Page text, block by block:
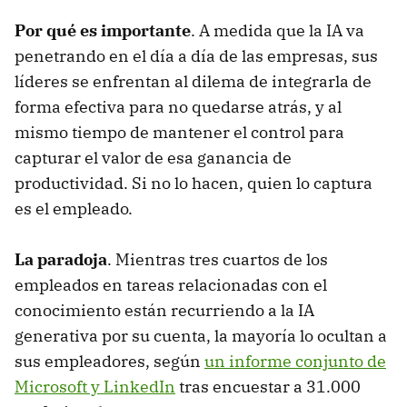
Por qué es importante. A medida que la IA va
penetrando en el día a día de las empresas, sus
líderes se enfrentan al dilema de integrarla de
forma efectiva para no quedarse atrás, y al
mismo tiempo de mantener el control para
capturar el valor de esa ganancia de
productividad. Si no lo hacen, quien lo captura
es el empleado.
La paradoja. Mientras tres cuartos de los
empleados en tareas relacionadas con el
conocimiento están recurriendo a la IA
generativa por su cuenta, la mayoría lo ocultan a
sus empleadores, según un informe conjunto de
Microsoft y LinkedIn tras encuestar a 31.000